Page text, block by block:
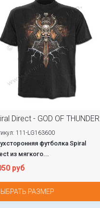
Direct - GOD OF THUNDER
111-LG163600
футболка Spiral
из мягкого...
руб
РАЗМЕР